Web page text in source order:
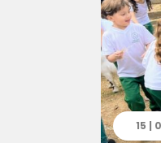
15 |